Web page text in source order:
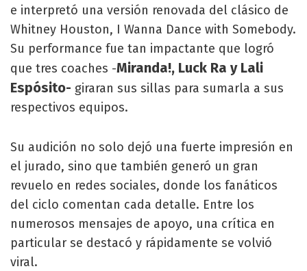
e interpretó una versión renovada del clásico de
Whitney Houston, I Wanna Dance with Somebody.
Su performance fue tan impactante que logró
que tres coaches -Miranda!, Luck Ra y Lali
Espósito- giraran sus sillas para sumarla a sus
respectivos equipos.
Su audición no solo dejó una fuerte impresión en
el jurado, sino que también generó un gran
revuelo en redes sociales, donde los fanáticos
del ciclo comentan cada detalle. Entre los
numerosos mensajes de apoyo, una crítica en
particular se destacó y rápidamente se volvió
viral.